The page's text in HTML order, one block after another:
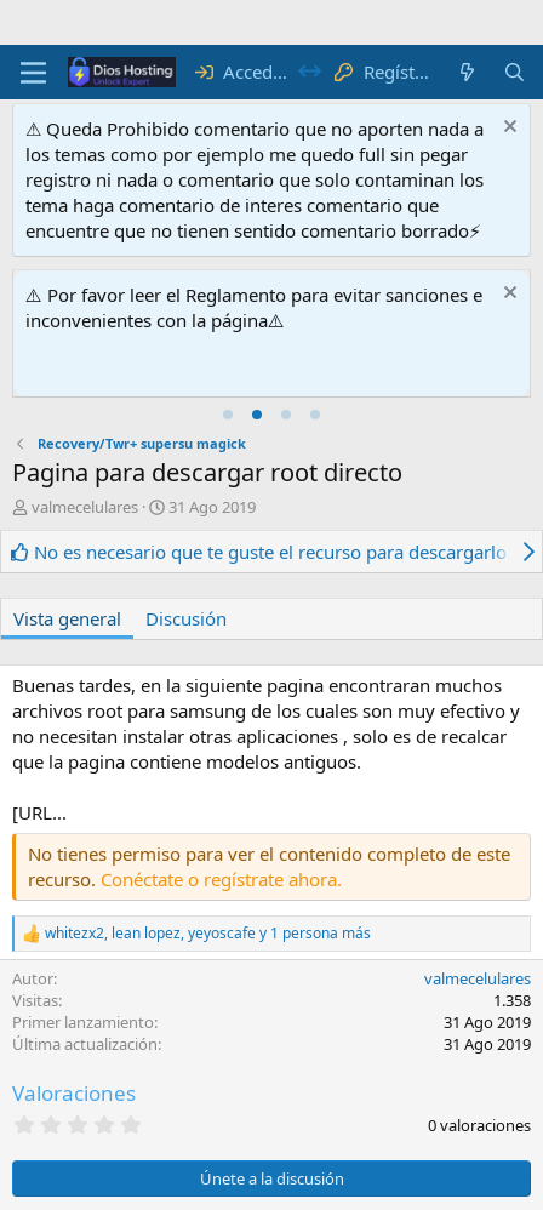
Acceder Regístrate
⚠ Queda Prohibido comentario que no aporten nada a
los temas como por ejemplo me quedo full sin pegar
registro ni nada o comentario que solo contaminan los
tema haga comentario de interes comentario que
encuentre que no tienen sentido comentario borrado⚡
⚠️ Por favor leer el Reglamento para evitar sanciones e
inconvenientes con la página⚠️
Recovery/Twr+ supersu magick
Pagina para descargar root directo
A
t
o
valmecelulares
F
c
h
d
e
r
a
c
i
31 Ago 2019
No es necesario que te guste el recurso para descargarlo.
Vista general Discusión
Buenas tardes, en la siguiente pagina encontraran muchos
archivos root para samsung de los cuales son muy efectivo y
no necesitan instalar otras aplicaciones , solo es de recalcar
que la pagina contiene modelos antiguos.
[URL...
No tienes permiso para ver el contenido completo de este
recurso. Conéctate o regístrate ahora.
R
e
a
c
c
i
e
whitezx2, lean lopez,yeyoscafey 1 persona más
Autor
valmecelulares
Visitas
1.358
Primer lanzamiento
31 Ago 2019
Última actualización
31 Ago 2019
Valoraciones
0
e
0 valoraciones
Únete a la discusión